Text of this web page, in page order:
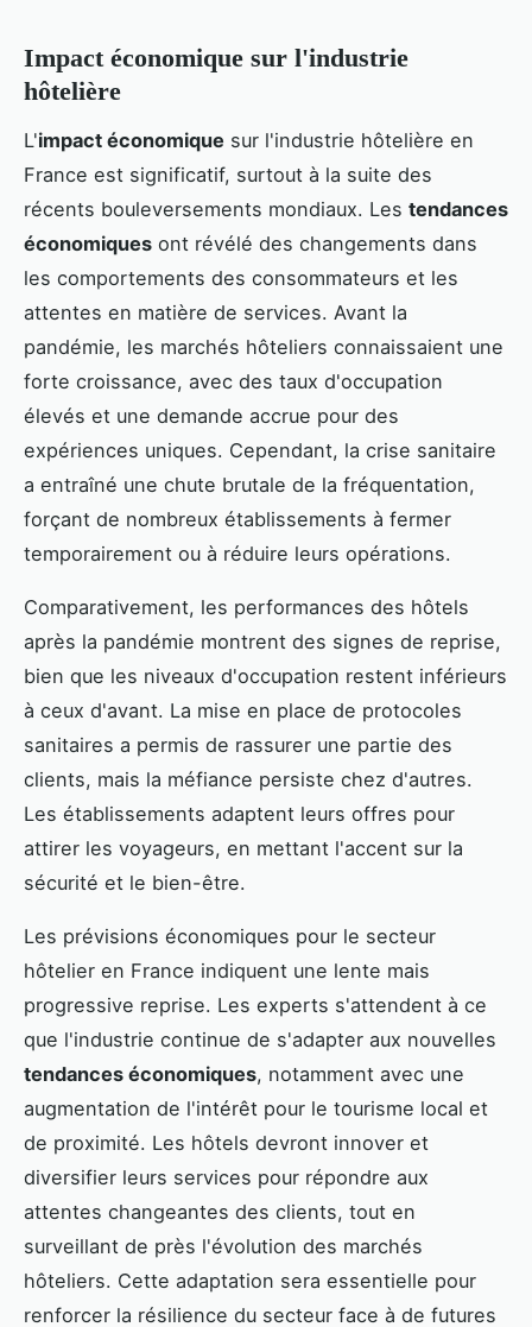
Impact économique sur l'industrie
hôtelière
L'impact économique sur l'industrie hôtelière en
France est significatif, surtout à la suite des
récents bouleversements mondiaux. Les tendances
économiques ont révélé des changements dans
les comportements des consommateurs et les
attentes en matière de services. Avant la
pandémie, les marchés hôteliers connaissaient une
forte croissance, avec des taux d'occupation
élevés et une demande accrue pour des
expériences uniques. Cependant, la crise sanitaire
a entraîné une chute brutale de la fréquentation,
forçant de nombreux établissements à fermer
temporairement ou à réduire leurs opérations.
Comparativement, les performances des hôtels
après la pandémie montrent des signes de reprise,
bien que les niveaux d'occupation restent inférieurs
à ceux d'avant. La mise en place de protocoles
sanitaires a permis de rassurer une partie des
clients, mais la méfiance persiste chez d'autres.
Les établissements adaptent leurs offres pour
attirer les voyageurs, en mettant l'accent sur la
sécurité et le bien-être.
Les prévisions économiques pour le secteur
hôtelier en France indiquent une lente mais
progressive reprise. Les experts s'attendent à ce
que l'industrie continue de s'adapter aux nouvelles
tendances économiques, notamment avec une
augmentation de l'intérêt pour le tourisme local et
de proximité. Les hôtels devront innover et
diversifier leurs services pour répondre aux
attentes changeantes des clients, tout en
surveillant de près l'évolution des marchés
hôteliers. Cette adaptation sera essentielle pour
renforcer la résilience du secteur face à de futures